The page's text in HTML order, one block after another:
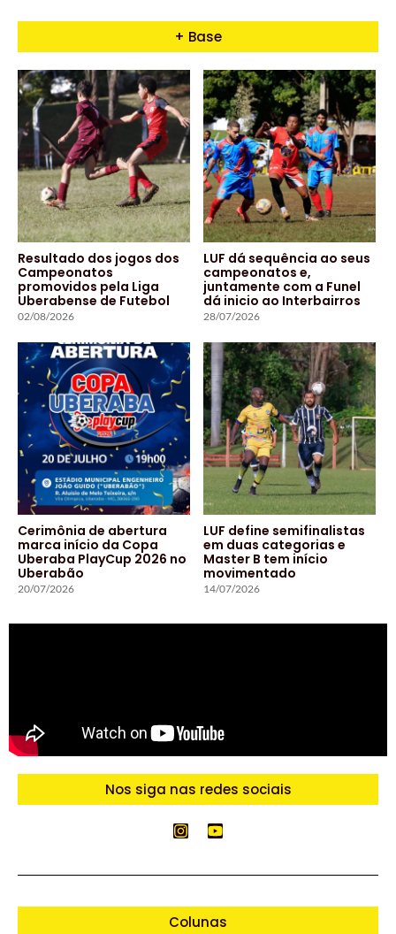
+ Base
Resultado dos jogos dos
Campeonatos
promovidos pela Liga
Uberabense de Futebol
02/08/2026
LUF dá sequência ao seus
campeonatos e,
juntamente com a Funel
dá inicio ao Interbairros
28/07/2026
Cerimônia de abertura
marca início da Copa
Uberaba PlayCup 2026 no
Uberabão
20/07/2026
LUF define semifinalistas
em duas categorias e
Master B tem início
movimentado
14/07/2026
Nos siga nas redes sociais
Colunas